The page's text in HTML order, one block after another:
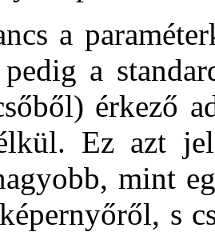
a
a
érkező
Ez azt
mint
s